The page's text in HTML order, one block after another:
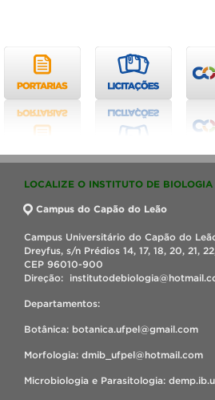
LOCALIZE O INSTITUTO DE BIOLOGIA
Campus do Capão do Leão
Campus Universitário do Capão do
Dreyfus, s/n Prédios 14, 17, 18, 20, 21,
CEP 96010-900
Direção:
Departamentos:
Botânica: botanica.ufpel@gmail.com
Morfologia: dmib_ufpel@hotmail.com
Microbiologia e Parasitologia: